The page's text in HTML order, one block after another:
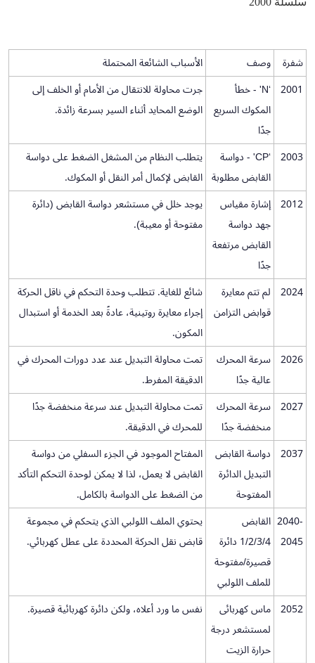
شفرة وصف
الأسباب الشائعة المحتملة
2001
‘N' - خطأ
المكوك السريع
جدًا
جرت محاولة للانتقال من الأمام أو الخلف إلى
الوضع المحايد أثناء السير بسرعة زائدة.
2003
‘CP' - دواسة
القابض مطلوبة
يتطلب النظام من المشغل الضغط على دواسة
القابض لإكمال أمر النقل أو المكوك.
2012 إشارة مقياس
جهد دواسة
القابض مرتفعة
جدًا
يوجد خلل في مستشعر دواسة القابض (دائرة
مفتوحة أو معيبة).
2024 لم تتم معايرة
قوابض التزامن
شائع للغاية. تتطلب وحدة التحكم في ناقل الحركة
إجراء معايرة روتينية، عادةً بعد الخدمة أو استبدال
المكون.
2026 سرعة المحرك
عالية جدًا
تمت محاولة التبديل عند عدد دورات المحرك في
الدقيقة المفرط.
2027 سرعة المحرك
منخفضة جدًا
تمت محاولة التبديل عند سرعة منخفضة جدًا
للمحرك في الدقيقة.
2037 دواسة القابض
التبديل الدائرة
المفتوحة
المفتاح الموجود في الجزء السفلي من دواسة
القابض لا يعمل، لذا لا يمكن لوحدة التحكم التأكد
من الضغط على الدواسة بالكامل.
2040-
2045
القابض
1/2/3/4 دائرة
قصيرة/مفتوحة
للملف اللولبي
يحتوي الملف اللولبي الذي يتحكم في مجموعة
قابض نقل الحركة المحددة على عطل كهربائي.
2052 ماس كهربائى
لمستشعر درجة
حرارة الزيت
نفس ما ورد أعلاه، ولكن دائرة كهربائية قصيرة.